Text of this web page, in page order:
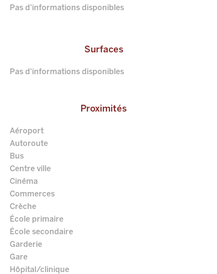
Pas d'informations disponibles
Surfaces
Pas d'informations disponibles
Proximités
Aéroport
Autoroute
Bus
Centre ville
Cinéma
Commerces
Crèche
École primaire
École secondaire
Garderie
Gare
Hôpital/clinique